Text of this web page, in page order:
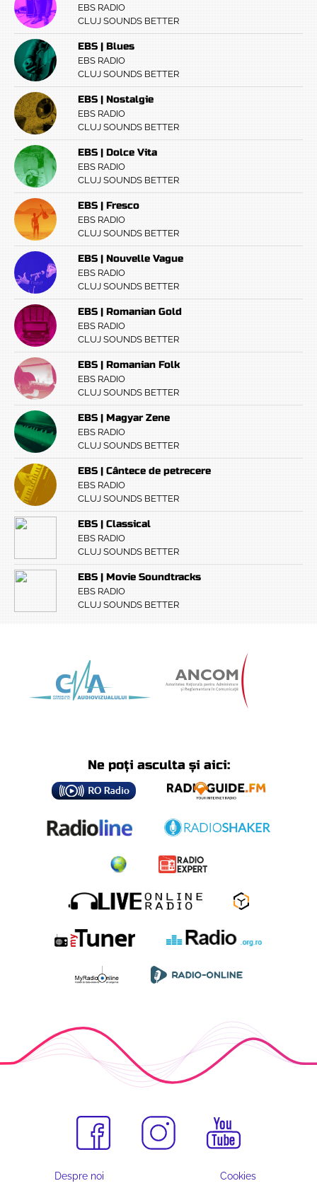
EBS RADIO
CLUJ SOUNDS BETTER
EBS | Blues
EBS RADIO
CLUJ SOUNDS BETTER
EBS | Nostalgie
EBS RADIO
CLUJ SOUNDS BETTER
EBS | Dolce Vita
EBS RADIO
CLUJ SOUNDS BETTER
EBS | Fresco
EBS RADIO
CLUJ SOUNDS BETTER
EBS | Nouvelle Vague
EBS RADIO
CLUJ SOUNDS BETTER
EBS | Romanian Gold
EBS RADIO
CLUJ SOUNDS BETTER
EBS | Romanian Folk
EBS RADIO
CLUJ SOUNDS BETTER
EBS | Magyar Zene
EBS RADIO
CLUJ SOUNDS BETTER
EBS | Cântece de petrecere
EBS RADIO
CLUJ SOUNDS BETTER
EBS | Classical
EBS RADIO
CLUJ SOUNDS BETTER
EBS | Movie Soundtracks
EBS RADIO
CLUJ SOUNDS BETTER
Ne poți asculta și aici:
Despre noi
Cookies